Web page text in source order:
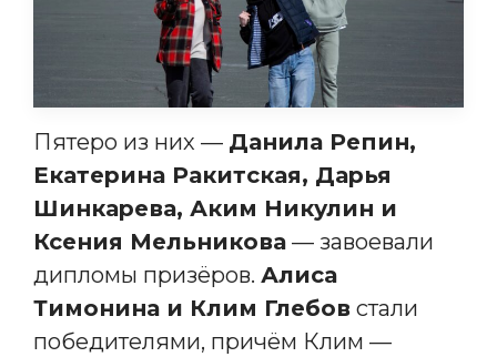
Пятеро из них — Данила Репин,
Екатерина Ракитская, Дарья
Шинкарева, Аким Никулин и
Ксения Мельникова — завоевали
дипломы призёров. Алиса
Тимонина и Клим Глебов стали
победителями, причём Клим —